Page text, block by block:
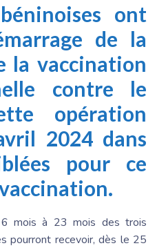
ont
de la
la vaccination
contre le
opération
2024 dans
pour ce
mois à 23 mois des trois
pourront recevoir, dès le 25